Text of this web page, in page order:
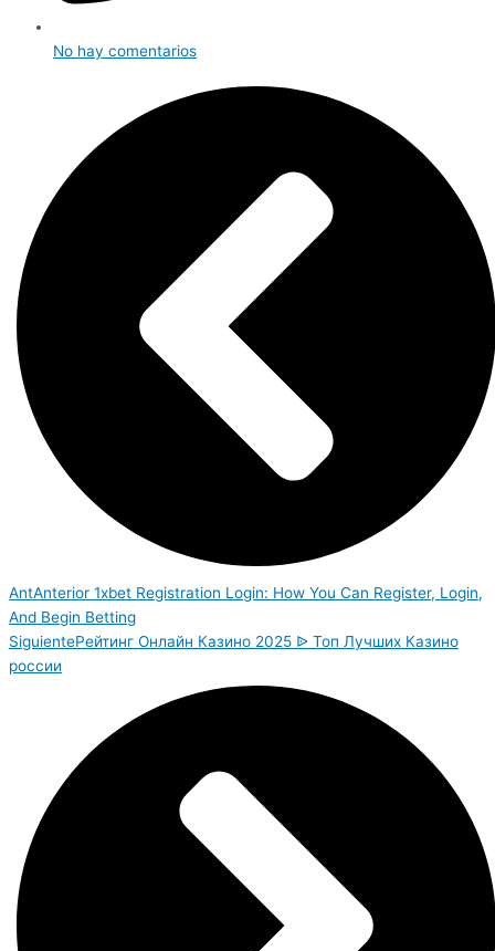
No hay comentarios
AntAnterior 1xbet Registration Login: How You Can Register, Login,
And Begin Betting
SiguienteРейтинг Онлайн Казино 2025 ᐉ Топ Лучших Казино
россии